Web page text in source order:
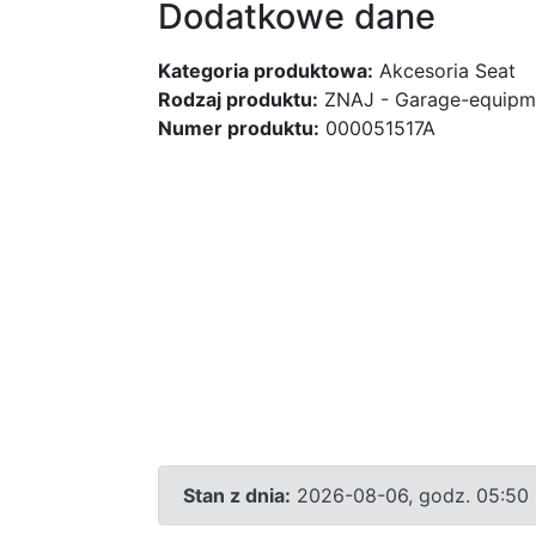
Dodatkowe dane
Kategoria produktowa: Akcesoria Seat
Rodzaj produktu: ZNAJ - Garage-
Numer produktu: 000051517A
Stan z dnia: 2026-08-06, godz. 05:50